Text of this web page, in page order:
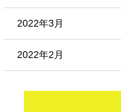
2022年3月
2022年2月